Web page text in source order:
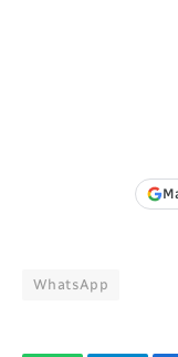
WhatsApp